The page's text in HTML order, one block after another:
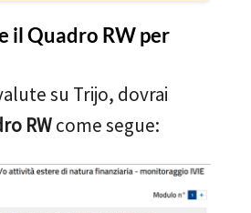
il Quadro RW per
su Trijo, dovrai
RWcome segue: